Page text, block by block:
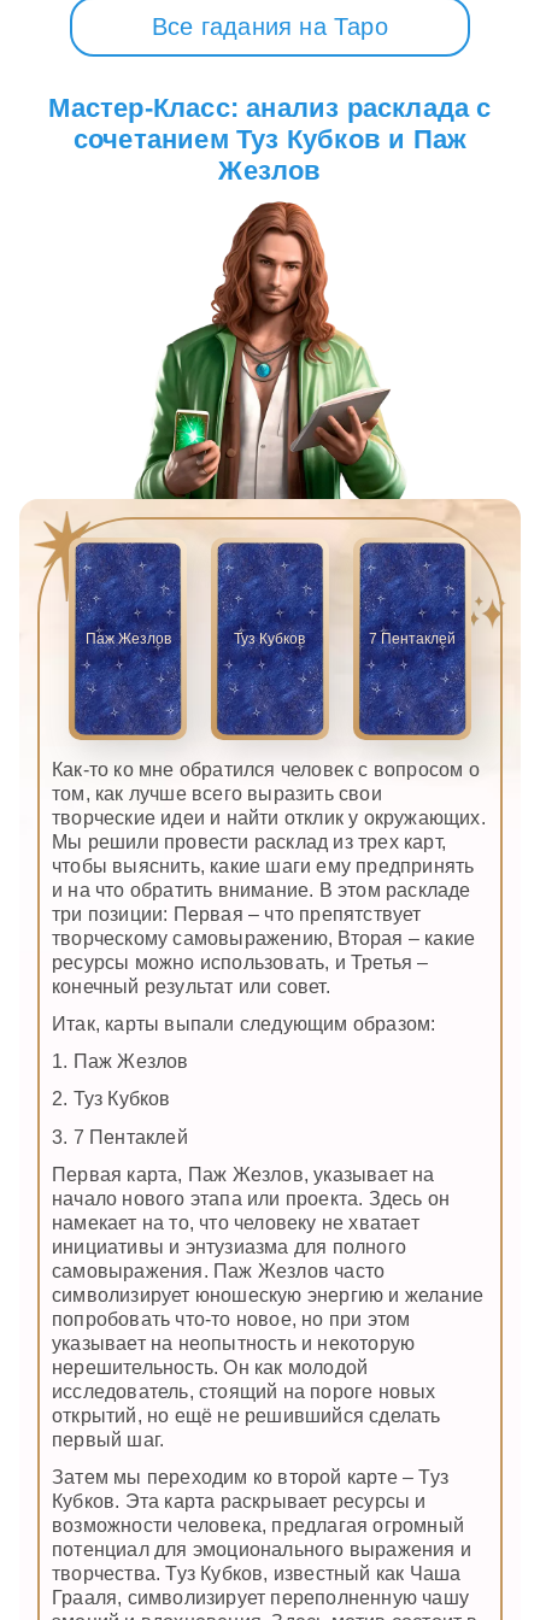
Все гадания на Таро
Мастер-Класс: анализ расклада с
сочетанием Туз Кубков и Паж
Жезлов
Паж Жезлов Туз Кубков 7 Пентаклей
Как-то ко мне обратился человек с вопросом о
том, как лучше всего выразить свои
творческие идеи и найти отклик у окружающих.
Мы решили провести расклад из трех карт,
чтобы выяснить, какие шаги ему предпринять
и на что обратить внимание. В этом раскладе
три позиции: Первая – что препятствует
творческому самовыражению, Вторая – какие
ресурсы можно использовать, и Третья –
конечный результат или совет.
Итак, карты выпали следующим образом:
1. Паж Жезлов
2. Туз Кубков
3. 7 Пентаклей
Первая карта, Паж Жезлов, указывает на
начало нового этапа или проекта. Здесь он
намекает на то, что человеку не хватает
инициативы и энтузиазма для полного
самовыражения. Паж Жезлов часто
символизирует юношескую энергию и желание
попробовать что-то новое, но при этом
указывает на неопытность и некоторую
нерешительность. Он как молодой
исследователь, стоящий на пороге новых
открытий, но ещё не решившийся сделать
первый шаг.
Затем мы переходим ко второй карте – Туз
Кубков. Эта карта раскрывает ресурсы и
возможности человека, предлагая огромный
потенциал для эмоционального выражения и
творчества. Туз Кубков, известный как Чаша
Грааля, символизирует переполненную чашу